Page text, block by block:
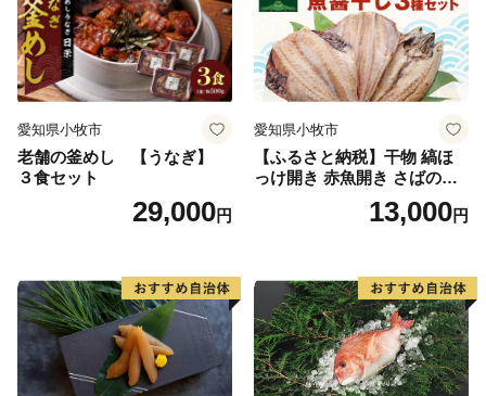
愛知県小牧市
老舗の釜めし 【うなぎ】
３食セット
29,000円
愛知県小牧市
【ふるさと納税】干物 縞ほ
っけ開き 赤魚開き さばの開
き 魚醤干し 3種 セット 詰め
合わせ 魚 おかず 肉厚 おいし
取り寄せグルメ 魚醤 ナンプ
ラー 愛知県 小牧市 冷凍 送料
無料
13,000円